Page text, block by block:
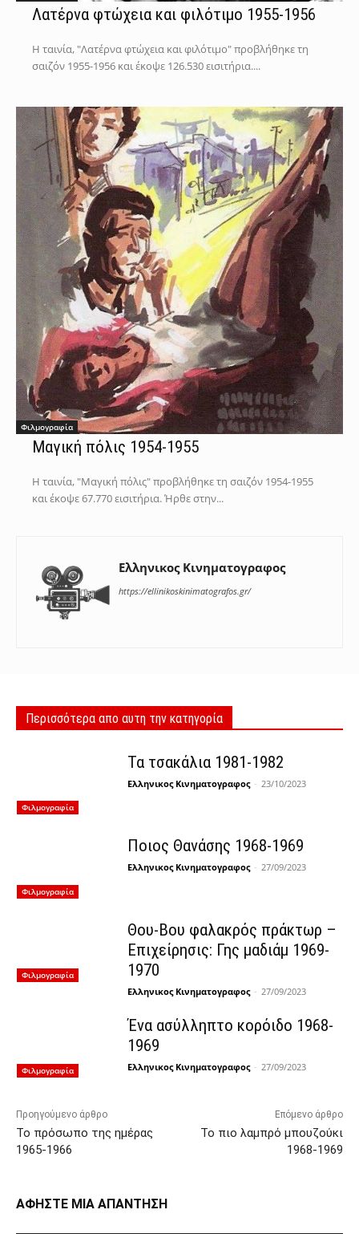
Λατέρνα φτώχεια και φιλότιμο 1955-1956
Η ταινία, "Λατέρνα φτώχεια και φιλότιμο" προβλήθηκε τη
σαιζόν 1955-1956 και έκοψε 126.530 εισιτήρια....
Φιλμογραφία
Μαγική πόλις 1954-1955
Η ταινία, "Μαγική πόλις" προβλήθηκε τη σαιζόν 1954-1955
και έκοψε 67.770 εισιτήρια. Ήρθε στην...
Ελληνικος Κινηματογραφος
https://ellinikoskinimatografos.gr/
Περισσότερα απο αυτη την κατηγορία
Φιλμογραφία
Τα τσακάλια 1981-1982
Ελληνικος Κινηματογραφος - 23/10/2023
Φιλμογραφία
Ποιος Θανάσης 1968-1969
Ελληνικος Κινηματογραφος - 27/09/2023
Φιλμογραφία
Θου-Βου φαλακρός πράκτωρ –
Επιχείρησις: Γης μαδιάμ 1969-
1970
Ελληνικος Κινηματογραφος - 27/09/2023
Φιλμογραφία
Ένα ασύλληπτο κορόιδο 1968-
1969
Ελληνικος Κινηματογραφος - 27/09/2023
Προηγούμενο άρθρο
Το πρόσωπο της ημέρας
1965-1966
Επόμενο άρθρο
Το πιο λαμπρό μπουζούκι
1968-1969
ΑΦΗΣΤΕ ΜΙΑ ΑΠΑΝΤΗΣΗ